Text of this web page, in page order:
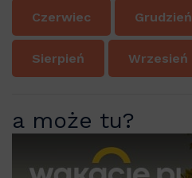
Czerwiec Grudzień
Sierpień Wrzesień
a może tu?